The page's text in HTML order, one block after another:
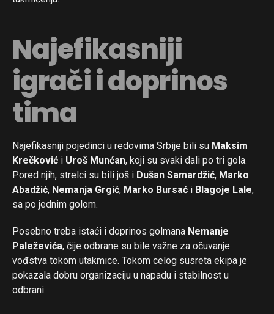
Najefikasniji
igrači i doprinos
tima
Najefikasniji pojedinci u redovima Srbije bili su Maksim
Krečković i Uroš Munćan, koji su svaki dali po tri gola.
Pored njih, strelci su bili još i Dušan Samardžić, Marko
Abadžić, Nemanja Grgić, Marko Bursać i Blagoje Lale,
sa po jednim golom.
Posebno treba istaći i doprinos golmana Nemanje
Paleževića, čije odbrane su bile važne za očuvanje
vođstva tokom utakmice. Tokom celog susreta ekipa je
pokazala dobru organizaciju u napadu i stabilnost u
odbrani.